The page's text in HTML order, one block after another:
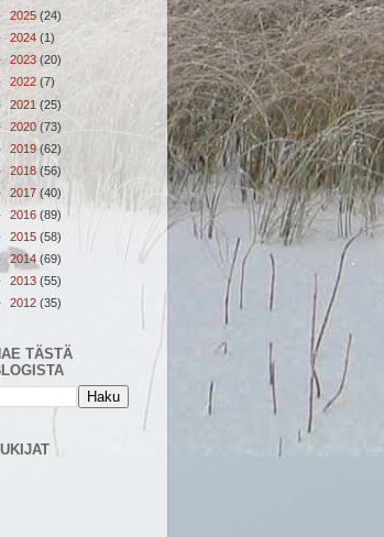
2025 (24)
2024 (1)
2023 (20)
2022 (7)
2021 (25)
2020 (73)
2019(62)
2018(56)
2017 (40)
2016 (89)
2015 (58)
2014 (69)
2013 (55)
2012 (35)
TÄSTÄ